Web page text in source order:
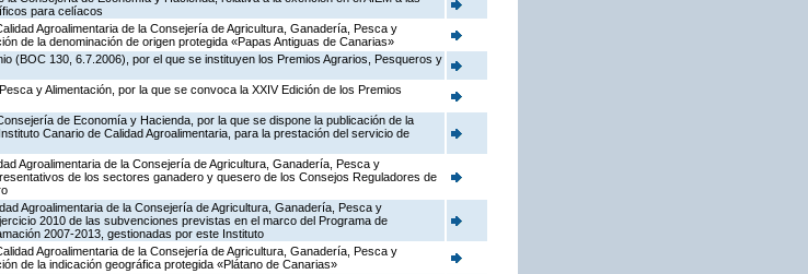
para celíacos
Agroalimentaria de la Consejería de Agricultura, Ganadería, Pesca y
de la denominación de origen protegida «Papas Antiguas de Canarias»
(BOC 130, 6.7.2006), por el que se instituyen los Premios Agrarios, Pesqueros y
y Alimentación, por la que se convoca la XXIV Edición de los Premios
de Economía y Hacienda, por la que se dispone la publicación de la
Canario de Calidad Agroalimentaria, para la prestación del servicio de
Agroalimentaria de la Consejería de Agricultura, Ganadería, Pesca y
de los sectores ganadero y quesero de los Consejos Reguladores de
Agroalimentaria de la Consejería de Agricultura, Ganadería, Pesca y
2010 de las subvenciones previstas en el marco del Programa de
2007-2013, gestionadas por este Instituto
Agroalimentaria de la Consejería de Agricultura, Ganadería, Pesca y
de la indicación geográfica protegida «Plátano de Canarias»